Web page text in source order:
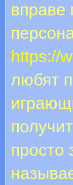
вправе
https://
любят
просто